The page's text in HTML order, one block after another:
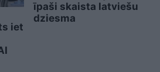
iet
īpaši skaista latviešu
dziesma